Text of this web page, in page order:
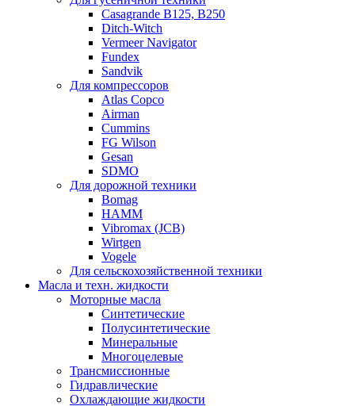
Casagrande B125, B250
Ditch-Witch
Vermeer Navigator
Fundex
Sandvik
Для компрессоров
Atlas Copco
Airman
Cummins
FG Wilson
Gesan
SDMO
Для дорожной техники
Bomag
HAMM
Vibromax (JCB)
Wirtgen
Vogele
Для сельскохозяйственной техники
Масла и техн. жидкости
Моторные масла
Синтетические
Полусинтетические
Минеральные
Многоцелевые
Трансмиссионные
Гидравлические
Охлаждающие жидкости